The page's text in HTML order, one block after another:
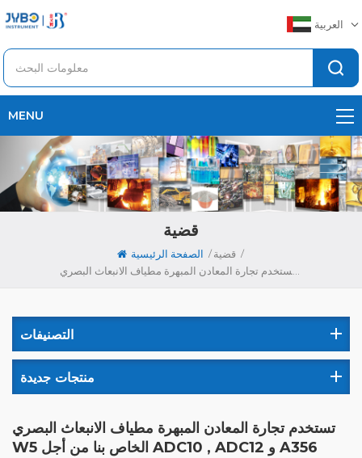
العربية
MENU
قضية
الصفحة الرئيسية / قضية /
تستخدم تجارة المعادن المبهرة مطياف الانبعاث البصري W5 الخاص بنا من أجل ADC10 , ADC12 و A356
التصنيفات
منتجات جديدة
تستخدم تجارة المعادن المبهرة مطياف الانبعاث البصري
W5 الخاص بنا من أجل ADC10 , ADC12 و A356